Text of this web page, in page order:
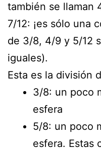
también se llaman
7/12: ¡es sólo una
de 3/8, 4/9 y 5/12
iguales).
Esta es la división
3/8: un poco
esfera
5/8: un poco
esfera. Estas